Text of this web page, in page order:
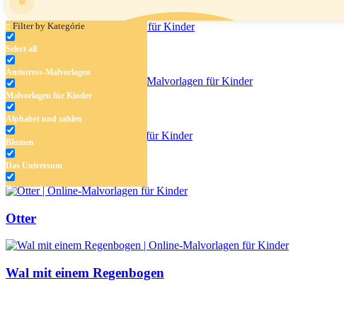
Filter by Kategórie
Select all
Antistress-Malvorlagen
Malvorlagen für Kinder
Alphabet und zahlen
Blumen
Das Universum
Dinosaurier
Früchte und Gemüse
Haus und Wohnen
Qualle
Oktopus mit Schatz
Surfer
Otter
Wal mit einem Regenbogen